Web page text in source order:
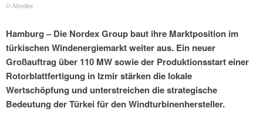
© Nordex
Hamburg – Die Nordex Group baut ihre Marktposition im
türkischen Windenergiemarkt weiter aus. Ein neuer
Großauftrag über 110 MW sowie der Produktionsstart einer
Rotorblattfertigung in Izmir stärken die lokale
Wertschöpfung und unterstreichen die strategische
Bedeutung der Türkei für den Windturbinenhersteller.